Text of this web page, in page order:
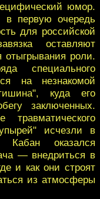
юмор.
в первую очередь
для российской
оставляют
отыгрывания роли.
специального
на незнакомой
куда его
заключенных.
исчезли в
Кабан оказался
— внедриться в
и как они строят
из атмосферы